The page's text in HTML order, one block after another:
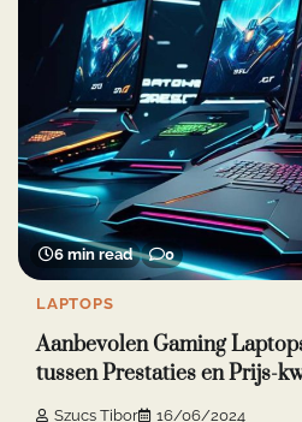
6 min read 0
LAPTOPS
Aanbevolen Gaming
tussen Prestaties en Prijs-
Szucs Tibor 16/06/2024